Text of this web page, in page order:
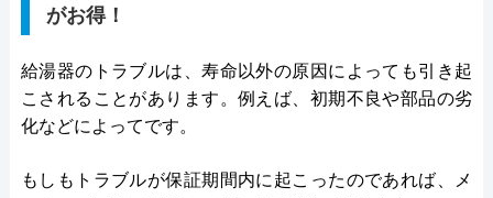
がお得！
給湯器のトラブルは、寿命以外の原因によっても引き起
こされることがあります。例えば、初期不良や部品の劣
化などによってです。
もしもトラブルが保証期間内に起こったのであれば、メ